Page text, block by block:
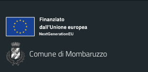
Comune di Mombaruzzo